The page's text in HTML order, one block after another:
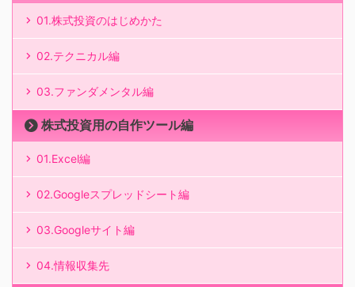
01.株式投資のはじめかた
02.テクニカル編
03.ファンダメンタル編
株式投資用の自作ツール編
01.Excel編
02.Googleスプレッドシート編
03.Googleサイト編
04.情報収集先